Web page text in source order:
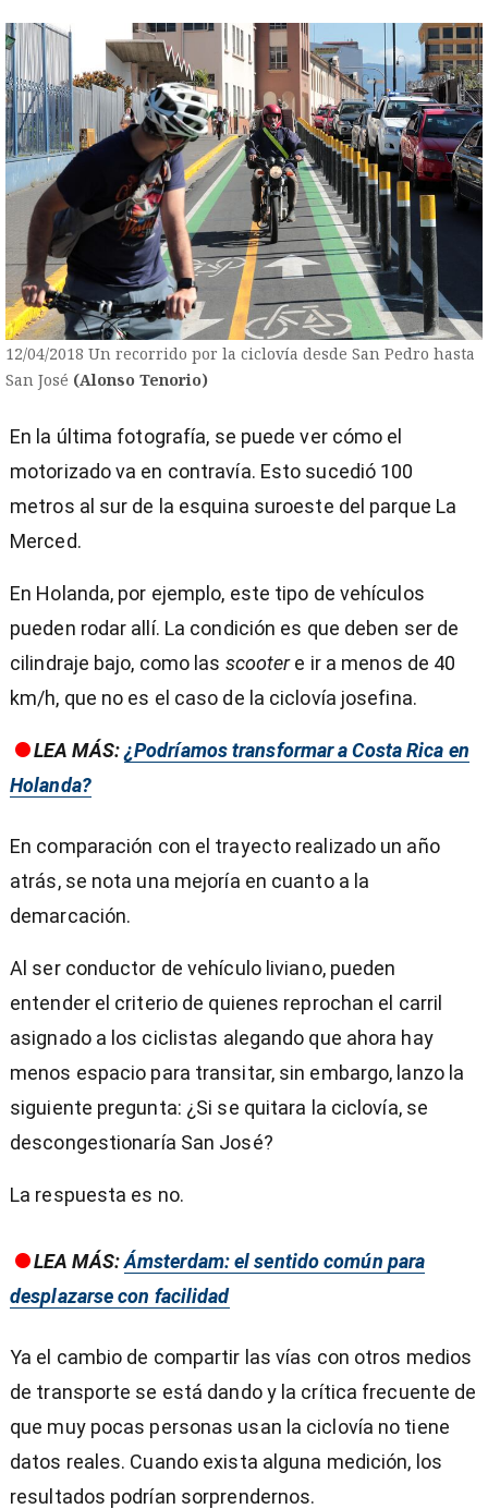
12/04/2018 Un recorrido por la ciclovía desde San Pedro hasta
San José (Alonso Tenorio)
En la última fotografía, se puede ver cómo el
motorizado va en contravía. Esto sucedió 100
metros al sur de la esquina suroeste del parque La
Merced.
En Holanda, por ejemplo, este tipo de vehículos
pueden rodar allí. La condición es que deben ser de
cilindraje bajo, como las scootere ir a menos de 40
km/h, que no es el caso de la ciclovía josefina.
LEA MÁS:¿Podríamos transformar a Costa Rica en
Holanda?
En comparación con el trayecto realizado un año
atrás, se nota una mejoría en cuanto a la
demarcación.
Al ser conductor de vehículo liviano, pueden
entender el criterio de quienes reprochan el carril
asignado a los ciclistas alegando que ahora hay
menos espacio para transitar, sin embargo, lanzo la
siguiente pregunta: ¿Si se quitara la ciclovía, se
descongestionaría San José?
La respuesta es no.
LEA MÁS:Ámsterdam: el sentido común para
desplazarse con facilidad
Ya el cambio de compartir las vías con otros medios
de transporte se está dando y la crítica frecuente de
que muy pocas personas usan la ciclovía no tiene
datos reales. Cuando exista alguna medición, los
resultados podrían sorprendernos.